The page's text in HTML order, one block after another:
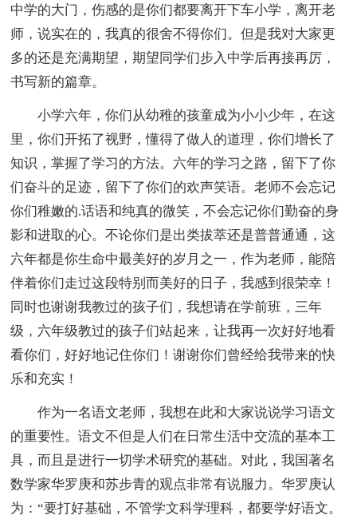
中学的大门，伤感的是你们都要离开下车小学，离开老
师，说实在的，我真的很舍不得你们。但是我对大家更
多的还是充满期望，期望同学们步入中学后再接再厉，
书写新的篇章。
小学六年，你们从幼稚的孩童成为小小少年，在这
里，你们开拓了视野，懂得了做人的道理，你们增长了
知识，掌握了学习的方法。六年的学习之路，留下了你
们奋斗的足迹，留下了你们的欢声笑语。老师不会忘记
你们稚嫩的.话语和纯真的微笑，不会忘记你们勤奋的身
影和进取的心。不论你们是出类拔萃还是普普通通，这
六年都是你生命中最美好的岁月之一，作为老师，能陪
伴着你们走过这段特别而美好的日子，我感到很荣幸！
同时也谢谢我教过的孩子们，我想请在学前班，三年
级，六年级教过的孩子们站起来，让我再一次好好地看
看你们，好好地记住你们！谢谢你们曾经给我带来的快
乐和充实！
作为一名语文老师，我想在此和大家说说学习语文
的重要性。语文不但是人们在日常生活中交流的基本工
具，而且是进行一切学术研究的基础。对此，我国著名
数学家华罗庚和苏步青的观点非常有说服力。华罗庚认
为：“要打好基础，不管学文科学理科，都要学好语文。